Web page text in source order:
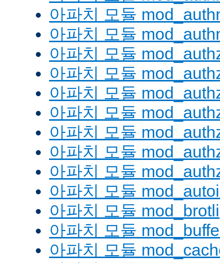
아파치 모듈
아파치 모듈
아파치 모듈
아파치 모듈
아파치 모듈
아파치 모듈
아파치 모듈
아파치 모듈
아파치 모듈
아파치 모듈
아파치 모듈 mod_brotli
아파치 모듈
아파치 모듈